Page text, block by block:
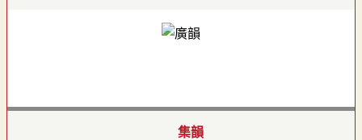
集韻